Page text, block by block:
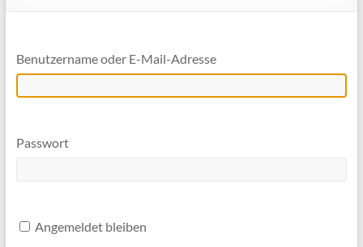
Benutzername oder E-Mail-Adresse
Passwort
Angemeldet bleiben